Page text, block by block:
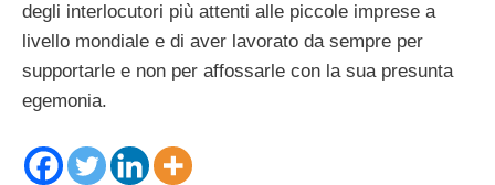
degli interlocutori più attenti alle piccole imprese a
livello mondiale e di aver lavorato da sempre per
supportarle e non per affossarle con la sua presunta
egemonia.